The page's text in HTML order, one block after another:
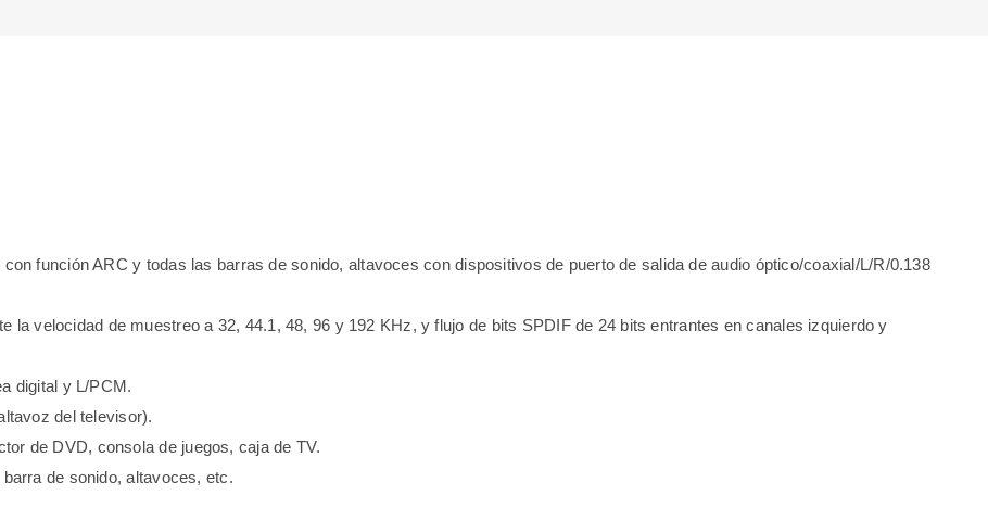
función ARC y todas las barras de sonido, altavoces con dispositivos de puerto de salida de audio óptico/coaxial/L/R/0.138
la velocidad de muestreo a 32, 44.1, 48, 96 y 192 KHz, y flujo de bits SPDIF de 24 bits entrantes en canales izquierdo y
digital y L/PCM.
del televisor).
de DVD, consola de juegos, caja de TV.
de sonido, altavoces, etc.